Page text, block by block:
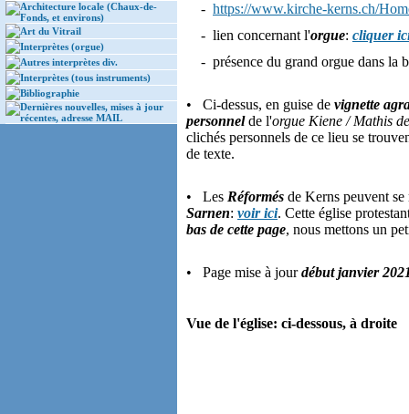
Architecture locale (Chaux-de-
Fonds, et environs)
Art du Vitrail
Interprètes (orgue)
Autres interprètes div.
Interprètes (tous instruments)
Bibliographie
Dernières nouvelles, mises à jour
récentes, adresse MAIL
- https://www.kirche-kerns.ch/
- lien concernant l'orgue: cliquer
- présence du grand orgue dans la
• Ci-dessus, en guise de vignette
personnelde l'orgue Kiene / Mathis
clichés personnels de ce lieu se
de texte.
• Les Réformés de Kerns peuvent
Sarnen: voir ici. Cette église
bas de cette page, nous mettons un
• Page mise à jourdébut janvier
Vue de l'église: ci-dessous, à droite